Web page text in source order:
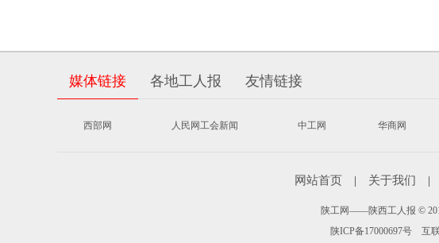
媒体链接 各地工人报 友情链接
西部网 人民网工会新闻 中工网 华商网
网站首页 | 关于我们 |
陕工网——陕西工人报 ©
陕ICP备17000697号 互